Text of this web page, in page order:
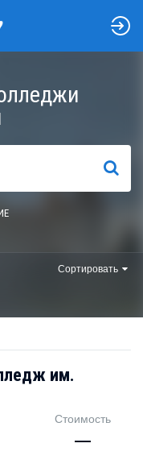
НАЙТИ
Сортировать
им.
Стоимость
—